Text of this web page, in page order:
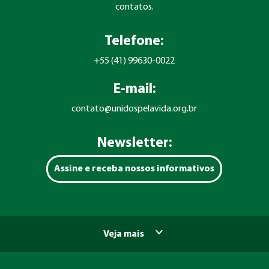
contatos.
Telefone:
+55 (41) 99630-0022
E-mail:
contato@unidospelavida.org.br
Newsletter:
Assine e receba nossos informativos
Veja mais